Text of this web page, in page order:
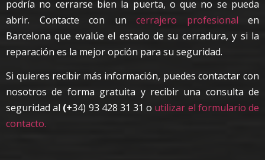
podría no cerrarse bien la puerta, o que no se pueda
abrir. Contacte con un cerrajero profesional en
Barcelona que evalúe el estado de su cerradura, y si la
reparación es la mejor opción para su seguridad.
Si quieres recibir más información, puedes contactar con
nosotros de forma gratuita y recibir una consulta de
seguridad al (+34) 93 428 31 31 o utilizar el formulario de
contacto.